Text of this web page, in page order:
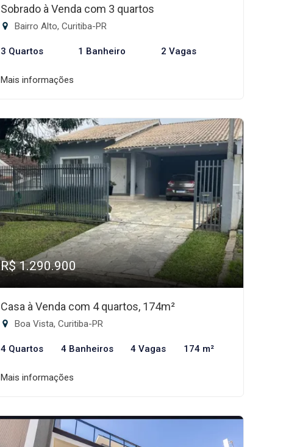
Sobrado à Venda com 3 quartos
Bairro Alto, Curitiba-PR
3 Quartos 1 Banheiro 2 Vagas
Mais informações
R$ 1.290.900
Casa à Venda com 4 quartos, 174m²
Boa Vista, Curitiba-PR
4 Quartos 4 Banheiros 4 Vagas 174 m²
Mais informações